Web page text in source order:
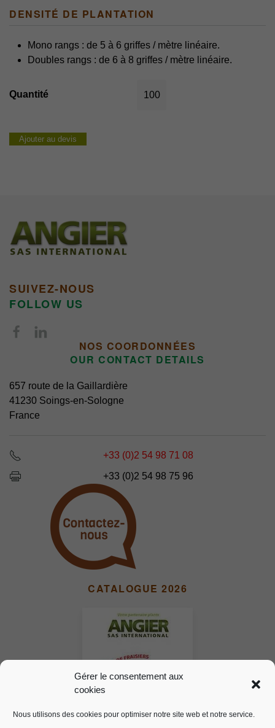
Gérer le consentement aux
cookies
Nous utilisons des cookies pour optimiser notre site web et notre service.
DENSITÉ DE PLANTATION
Mono rangs : de 5 à 6 griffes / mètre linéaire.
Doubles rangs : de 6 à 8 griffes / mètre linéaire.
Ajouter au devis
SUIVEZ-NOUS
FOLLOW US
NOS COORDONNÉES
OUR CONTACT DETAILS
657 route de la Gaillardière
41230 Soings-en-Sologne
France
+33 (0)2 54 98 71 08
+33 (0)2 54 98 75 96
CATALOGUE 2026